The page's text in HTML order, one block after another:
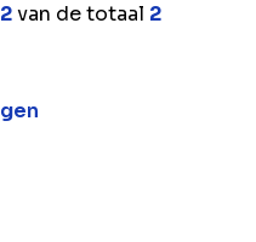
van de totaal 2